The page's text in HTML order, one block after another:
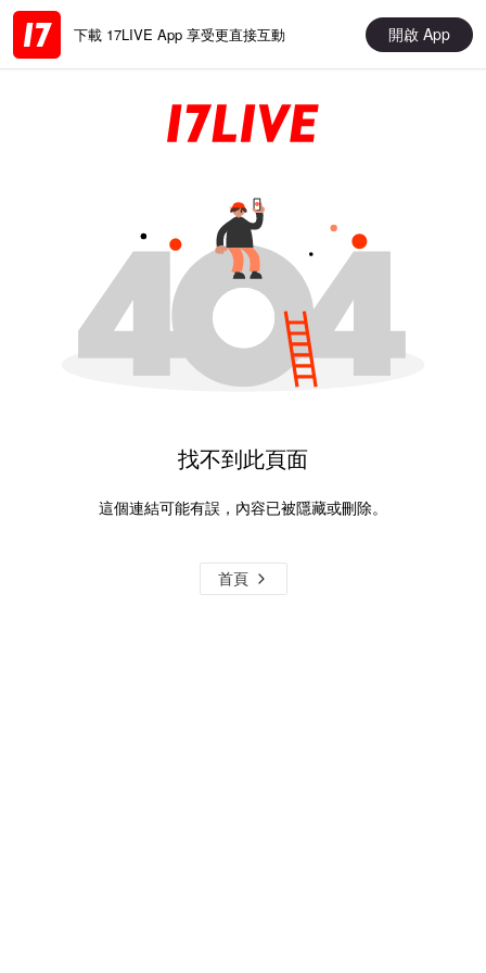
下載 17LIVE App 享受更直接互動 開啟 App
找不到此頁面
這個連結可能有誤，內容已被隱藏或刪除。
首頁